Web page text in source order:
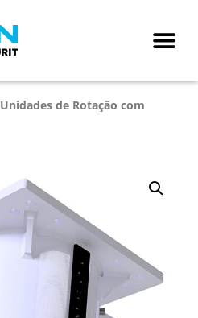
Unidades de Rotação com